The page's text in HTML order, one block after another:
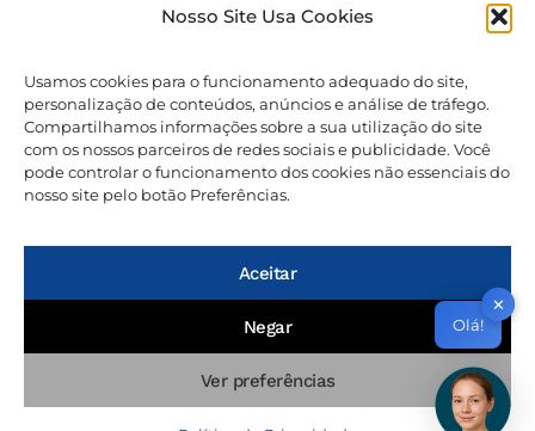
Nosso Site Usa Cookies
Usamos cookies para o funcionamento adequado do site,
personalização de conteúdos, anúncios e análise de tráfego.
Compartilhamos informações sobre a sua utilização do site
com os nossos parceiros de redes sociais e publicidade. Você
pode controlar o funcionamento dos cookies não essenciais do
nosso site pelo botão Preferências.
Aceitar
Negar
Ver preferências
© 2026 Nevolus |Termos de Uso
✕
Olá!